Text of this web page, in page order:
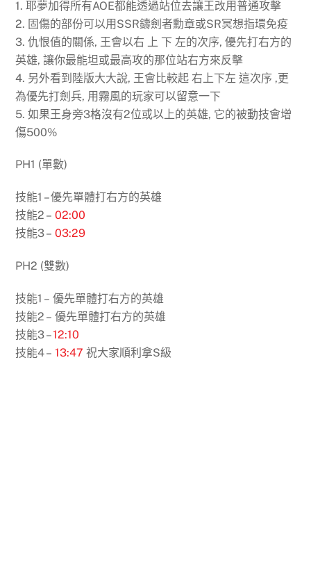
1. 耶夢加得所有AOE都能透過站位去讓王改用普通攻擊
2. 固傷的部份可以用SSR鑄劍者勳章或SR冥想指環免疫
3. 仇恨值的關係, 王會以右 上 下 左的次序, 優先打右方的
英雄, 讓你最能坦或最高攻的那位站右方來反擊
4. 另外看到陸版大大說, 王會比較起 右上下左 這次序 ,更
為優先打劍兵, 用霧風的玩家可以留意一下
5. 如果王身旁3格沒有2位或以上的英雄, 它的被動技會增
傷500%
PH1 (單數)
技能1 – 優先單體打右方的英雄
技能2 –02:00
技能3 –03:29
PH2 (雙數)
技能1 – 優先單體打右方的英雄
技能2 – 優先單體打右方的英雄
技能3 –12:10
技能4 –13:47 祝大家順利拿S級